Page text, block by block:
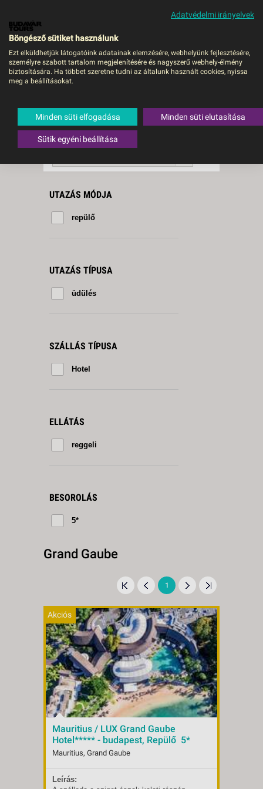
MENÜ
Grand Gaube
megfelelő utazásttaláltunk.
A keresővel tovább szűkítheti a
találati listát!
RENDEZÉS:
UTAZÁS MÓDJA
repülő
UTAZÁS TÍPUSA
üdülés
SZÁLLÁS TÍPUSA
Hotel
ELLÁTÁS
reggeli
BESOROLÁS
5*
Grand Gaube
1
Akciós
Mauritius / LUX Grand Gaube
Hotel***** - budapest, Repülő 5*
Mauritius, Grand Gaube
Indulások:
Leírás:
Adatvédelmi irányelvek
Böngésző sütiket használunk
Ezt elküldhetjük látogatóink adatainak elemzésére, webhelyünk fejlesztésére,
személyre szabott tartalom megjelenítésére és nagyszerű webhely-élmény
biztosítására. Ha többet szeretne tudni az általunk használt cookies, nyissa
meg a beállításokat.
Minden süti elfogadása Minden süti elutasítása
Sütik egyéni beállítása